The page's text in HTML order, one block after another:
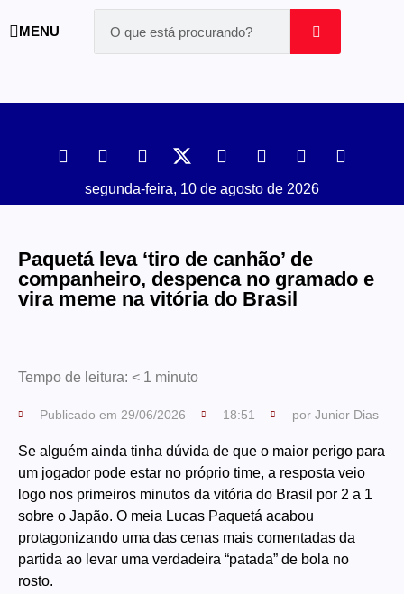
MENU
segunda-feira, 10 de agosto de 2026
Paquetá leva ‘tiro de canhão’ de
companheiro, despenca no gramado e
vira meme na vitória do Brasil
Tempo de leitura: < 1 minuto
Publicado em 29/06/2026 18:51 por Junior Dias
Se alguém ainda tinha dúvida de que o maior perigo para
um jogador pode estar no próprio time, a resposta veio
logo nos primeiros minutos da vitória do Brasil por 2 a 1
sobre o Japão. O meia Lucas Paquetá acabou
protagonizando uma das cenas mais comentadas da
partida ao levar uma verdadeira “patada” de bola no
rosto.